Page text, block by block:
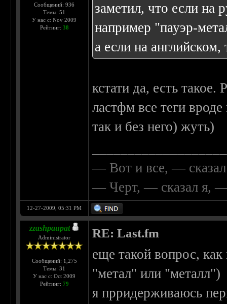
Сообщений: 936
Темы: 51
У нас с: Nov 2009
Рейтинг: 38
заметил, что если на
например "пауэр-
а если на
кстати да, есть
ластфм все теги
так и без него) жуть)
— Вот и все, —
— Черт, — сказал я, —
12-27-2009, 05:31 PM
zzashpaupat
Administrator
Сообщений: 1,275
Темы: 31
У нас с: Oct 2009
Рейтинг: 79
RE: Last.fm
еще такой вопрос, как
"метал" или "металл")
я прридерживаюсь